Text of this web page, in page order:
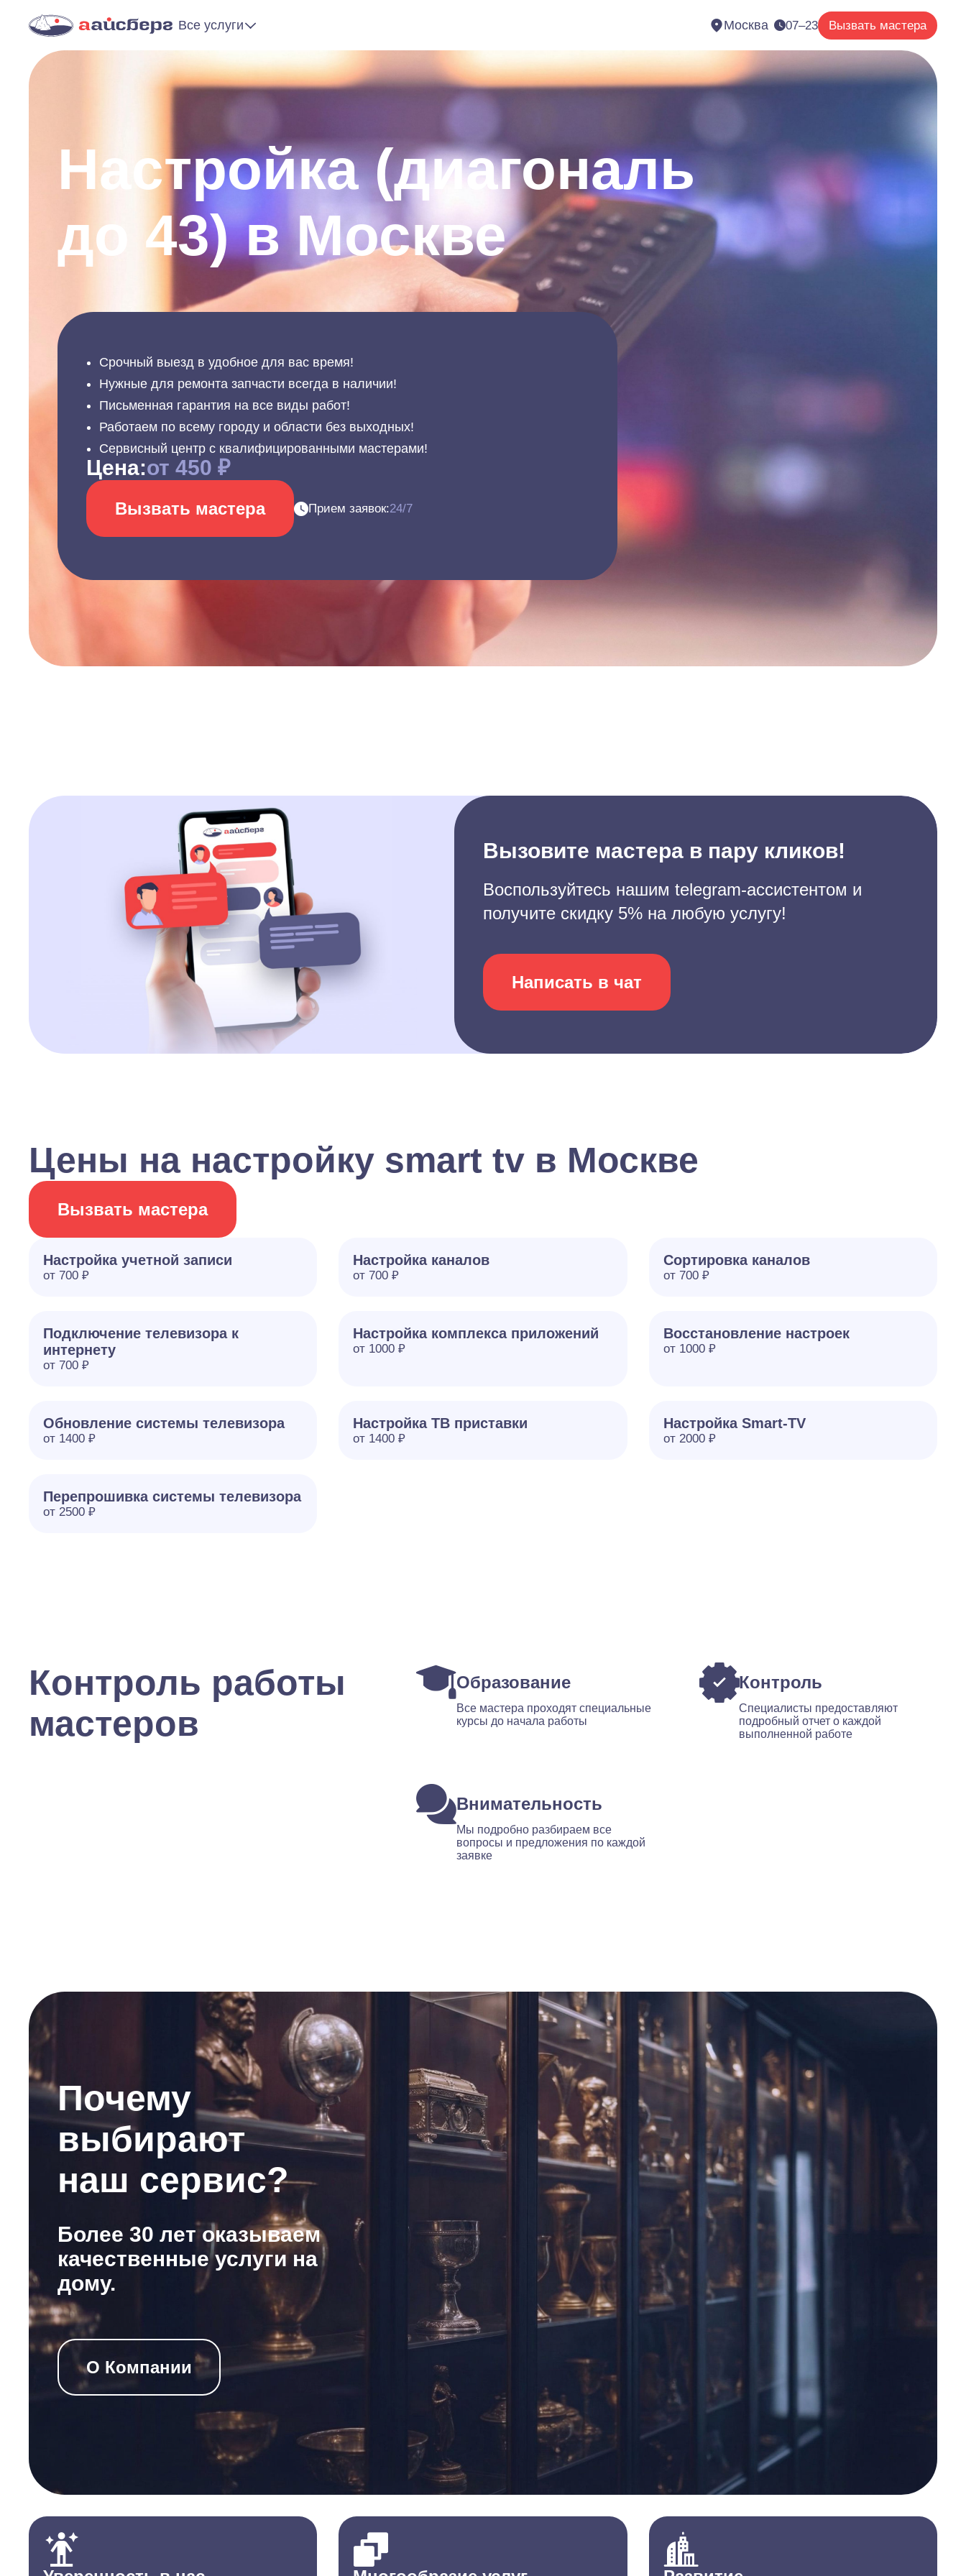
Все услуги Москва 07–23 Вызвать мастера
Настройка (диагональ
до 43) в Москве
Срочный выезд в удобное для вас время!
Нужные для ремонта запчасти всегда в наличии!
Письменная гарантия на все виды работ!
Работаем по всему городу и области без выходных!
Сервисный центр с квалифицированными мастерами!
Цена:от 450 ₽
Вызвать мастера Прием заявок:24/7
Вызовите мастера в пару кликов!
Воспользуйтесь нашим telegram-ассистентом и
получите скидку 5% на любую услугу!
Написать в чат
Цены на настройку smart tv в Москве
Вызвать мастера
Настройка учетной записи
от 700 ₽
Настройка каналов
от 700 ₽
Сортировка каналов
от 700 ₽
Подключение телевизора к
интернету
от 700 ₽
Настройка комплекса приложений
от 1000 ₽
Восстановление настроек
от 1000 ₽
Обновление системы телевизора
от 1400 ₽
Настройка ТВ приставки
от 1400 ₽
Настройка Smart-TV
от 2000 ₽
Перепрошивка системы телевизора
от 2500 ₽
Контроль работы
мастеров
Образование
Все мастера проходят специальные
курсы до начала работы
Контроль
Специалисты предоставляют
подробный отчет о каждой
выполненной работе
Внимательность
Мы подробно разбираем все
вопросы и предложения по каждой
заявке
Почему
выбирают
наш сервис?
Более 30 лет оказываем
качественные услуги на
дому.
О Компании